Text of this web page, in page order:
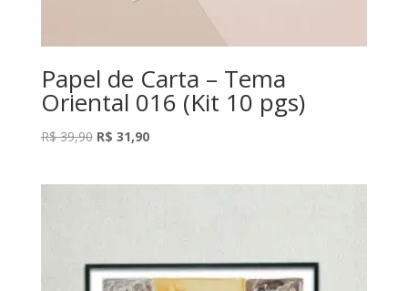
Papel de Carta – Tema
Oriental 016 (Kit 10 pgs)
R$39,90 O
R$ 31,90O